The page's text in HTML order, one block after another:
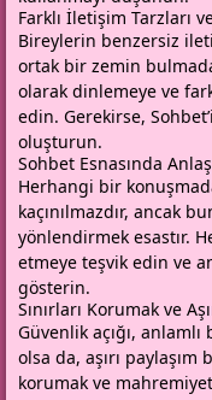
Farklı İletişim Tarzları
Bireylerin benzersiz
ortak bir zemin
olarak dinlemeye ve
edin. Gerekirse,
oluşturun.
Sohbet Esnasında
Herhangi bir
kaçınılmazdır, ancak
yönlendirmek esastır.
etmeye teşvik edin ve
gösterin.
Sınırları Korumak ve
Güvenlik açığı,
olsa da, aşırı paylaşım
korumak ve